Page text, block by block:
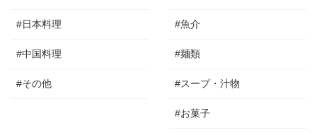
#日本料理
#中国料理
#その他
#魚介
#麺類
#スープ・汁物
#お菓子